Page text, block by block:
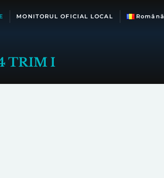
MONITORUL OFICIAL LOCAL Română
TRIM I